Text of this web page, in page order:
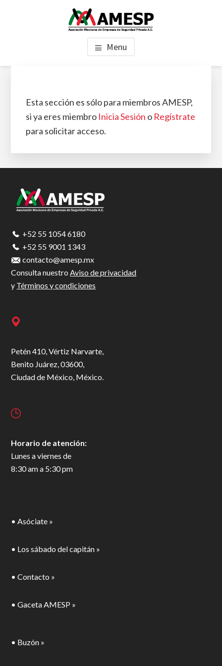
página
Asociación Mexicana de Empresas de Seguridad Privada, A.C.
Menu
Esta sección es sólo para miembros AMESP,
si ya eres miembro Inicia Sesión o Regístrate
para solicitar acceso.
Footer
+52 55 1054 6180
+52 55 9001 1343
contacto@amesp.mx
Consulta nuestroAviso de privacidad
y Términos y condiciones
Petén 410, Vértiz Narvarte,
Benito Juárez, 03600,
Ciudad de México, México.
Horario de atención:
Lunes a viernes de
8:30 am a 5:30 pm
• Asóciate »
• Los sábado del capitán »
• Contacto »
• Gaceta AMESP »
• Buzón »